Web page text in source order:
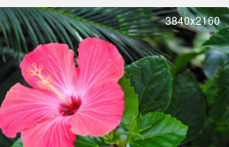
3840x2160